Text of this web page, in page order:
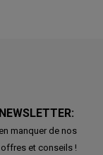
manquer de nos
et conseils !